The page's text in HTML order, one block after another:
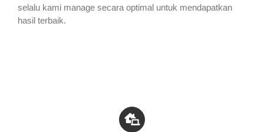
selalu kami manage secara optimal untuk mendapatkan
hasil terbaik.